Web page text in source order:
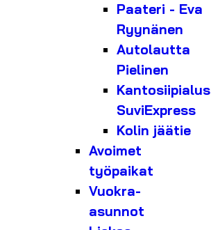
Paateri - Eva
Ryynänen
Autolautta
Pielinen
Kantosiipialus
SuviExpress
Kolin jäätie
Avoimet
työpaikat
Vuokra-
asunnot